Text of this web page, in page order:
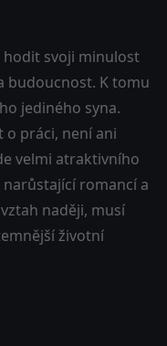
hodit svoji minulost
budoucnost. K tomu
jediného syna.
o práci, není ani
velmi atraktivního
narůstající romancí a
naději, musí
životní